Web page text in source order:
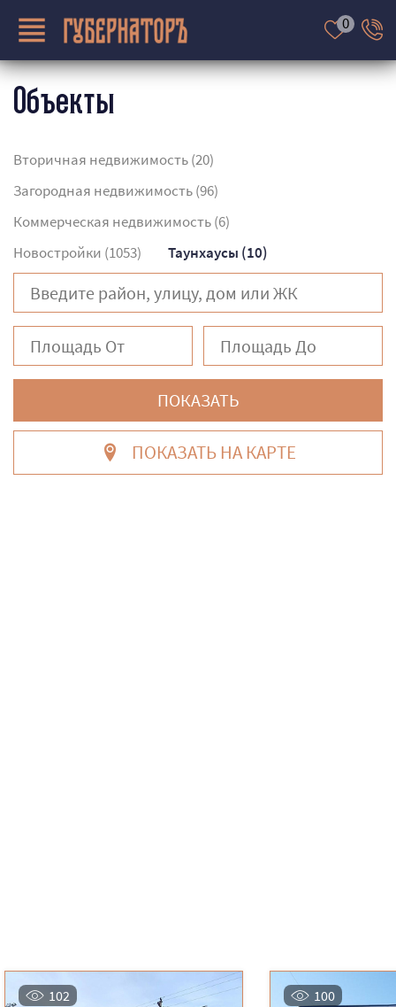
НЕДВИЖИМОСТЬ
ВАКАНСИИ
УСЛУГИ
СТРАХОВАНИЕ
ИПОТЕКА
КОНТАКТЫ
ПРОДАВЦУ
ЗАСТРОЙЩИКАМ
0
Объекты
Вторичная недвижимость (20)
Загородная недвижимость (96)
Коммерческая недвижимость (6)
Новостройки (1053)
Таунхаусы (10)
ПОКАЗАТЬ
ПОКАЗАТЬ НА КАРТЕ
102 100